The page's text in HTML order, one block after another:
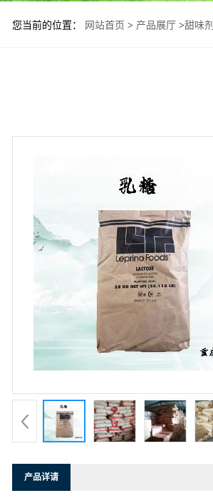
您当前的位置： 网站首页 > 产品展厅 >甜味剂
产品详请